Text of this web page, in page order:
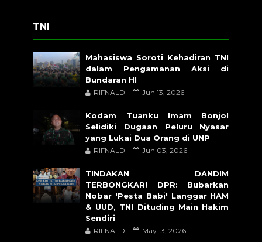
TNI
Mahasiswa Soroti Kehadiran TNI
dalam Pengamanan Aksi di
Bundaran HI
RIFNALDI Jun 13, 2026
Kodam Tuanku Imam Bonjol
Selidiki Dugaan Peluru Nyasar
yang Lukai Dua Orang di UNP
RIFNALDI Jun 03, 2026
TINDAKAN DANDIM
TERBONGKAR! DPR: Bubarkan
Nobar 'Pesta Babi' Langgar HAM
& UUD, TNI Dituding Main Hakim
Sendiri
RIFNALDI May 13, 2026